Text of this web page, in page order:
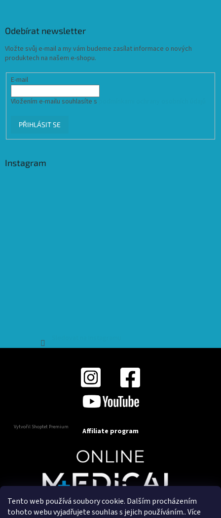
Tento web používá soubory cookie. Dalším procházením
tohoto webu vyjadřujete souhlas s jejich používáním.. Více
Odebírat newsletter
Vložte svůj e-mail a my vám budeme zasílat informace o nových
produktech na našem e-shopu.
E-mail
Vložením e-mailu souhlasíte s
PŘIHLÁSIT SE
Instagram
Vytvořil Shoptet Premium Affiliate program
Copyright 2025OnlineMedical.cz. Všechna práva